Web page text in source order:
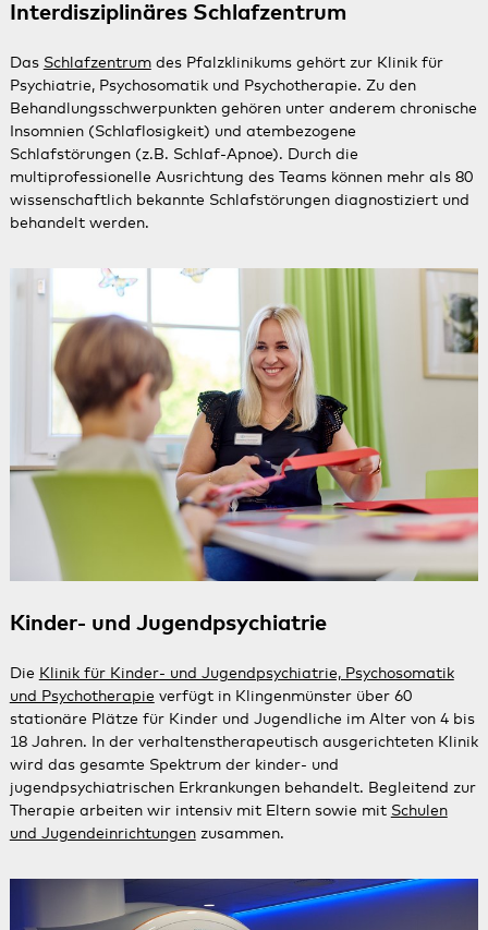
Interdisziplinäres Schlafzentrum
Das Schlafzentrumdes Pfalzklinikums gehört zur Klinik für
Psychiatrie, Psychosomatik und Psychotherapie. Zu den
Behandlungsschwerpunkten gehören unter anderem chronische
Insomnien (Schlaflosigkeit) und atembezogene
Schlafstörungen (z.B. Schlaf-Apnoe). Durch die
multiprofessionelle Ausrichtung des Teams können mehr als 80
wissenschaftlich bekannte Schlafstörungen diagnostiziert und
behandelt werden.
Kinder- und Jugendpsychiatrie
Die Klinik für Kinder- und Jugendpsychiatrie, Psychosomatik
und Psychotherapie verfügt in Klingenmünster über 60
stationäre Plätze für Kinder und Jugendliche im Alter von 4 bis
18 Jahren. In der verhaltenstherapeutisch ausgerichteten Klinik
wird das gesamte Spektrum der kinder- und
jugendpsychiatrischen Erkrankungen behandelt. Begleitend zur
Therapie arbeiten wir intensiv mit Eltern sowie mit Schulen
und Jugendeinrichtungenzusammen.